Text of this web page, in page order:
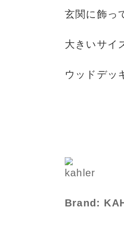
玄関に飾っ
大きいサイ
ウッドデッ
Brand: